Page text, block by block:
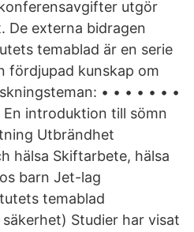
utgör
De externa bidragen
temablad är en serie
fördjupad kunskap om
• • • • • • •
En introduktion till sömn
Utbrändhet
hälsa Skiftarbete, hälsa
barn Jet-lag
temablad
Studier har visat